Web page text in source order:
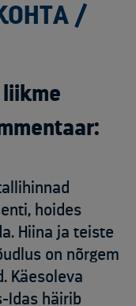
/
liikme
hoides
Hiina ja teiste
on nõrgem
Käesoleva
Idas häirib